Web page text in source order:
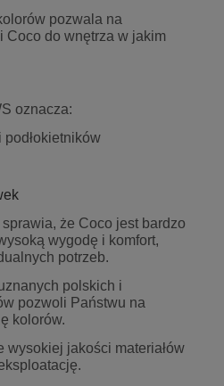
pozwala na
Coco do wnętrza w jakim
oznacza:
podłokietników
że Coco jest bardzo
wygodę i komfort,
potrzeb.
polskich i
pozwoli Państwu na
kolorów.
wysokiej jakości materiałów